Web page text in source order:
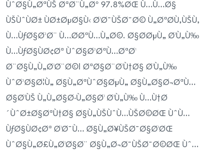
ÙˆØ§Ù„ØªÙŠ ØªØ¨Ù„Øº 97.8%ØŒ Ù…Ù…Ø§
ÙŠÙˆÙØ± ÙØ±ØµØ§Ù‹ Ø¹Ø¯ÙŠØ¯Ø© Ù„ØªØ­Ù‚ÙŠÙ‚
Ù…ÙƒØ§Ø³Ø¨ Ù…Ø­ØªÙ…Ù„Ø©. Ø§Ø­ØµÙ„ Ø¹Ù„Ù‰
Ù…ÙƒØ§ÙØ¢Øª ÙˆØ§Ø³ØªÙ…ØªØ¹
Ø¨Ø§Ù„Ù„Ø¹Ø¨Ø©! ØªØ§Ø¨Ø¹Ù†Ø§ Ø¹Ù„Ù‰
ÙˆØ³Ø§Ø¦Ù„ Ø§Ù„ØªÙˆØ§ØµÙ„ Ø§Ù„Ø§Ø¬ØªÙ…
Ø§Ø¹ÙŠ Ù„Ù„Ø§Ø·Ù„Ø§Ø¹ Ø¹Ù„Ù‰ Ù…Ù†Ø
´ÙˆØ±Ø§ØªÙ†Ø§ Ø§Ù„ÙŠÙˆÙ…ÙŠØ©ØŒ ÙˆÙ…
ÙƒØ§ÙØ¢Øª Ø¹Ø¯Ù… Ø§Ù„Ø¥ÙŠØ¯Ø§Ø¹ØŒ
ÙˆØ§Ù„Ø£Ù„Ø¹Ø§Ø¨ Ø§Ù„Ø¬Ø¯ÙŠØ¯Ø©ØŒ Ùˆ…